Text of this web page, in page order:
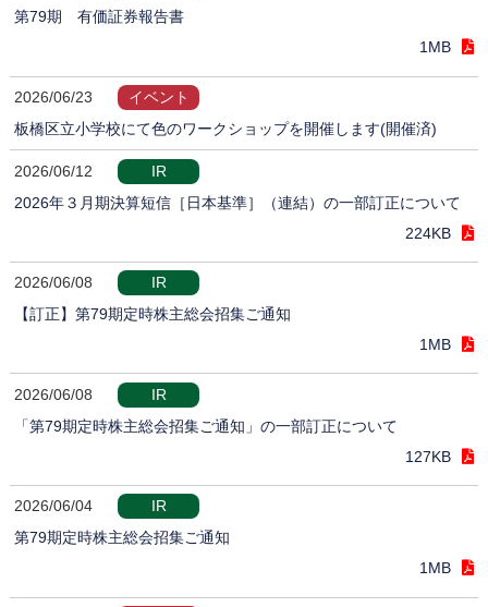
第79期 有価証券報告書
1MB
2026/06/23
イベント
板橋区立小学校にて色のワークショップを開催します(開催済)
2026/06/12
IR
2026年３月期決算短信［日本基準］（連結）の一部訂正について
224KB
2026/06/08
IR
【訂正】第79期定時株主総会招集ご通知
1MB
2026/06/08
IR
「第79期定時株主総会招集ご通知」の一部訂正について
127KB
2026/06/04
IR
第79期定時株主総会招集ご通知
1MB